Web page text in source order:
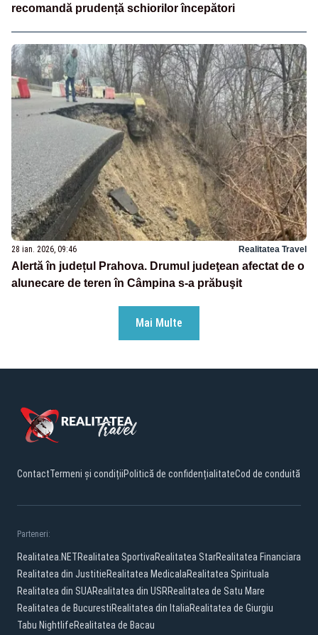
recomandă prudență schiorilor începători
28 ian. 2026, 09:46 Realitatea Travel
Alertă în județul Prahova. Drumul judeţean afectat de o
alunecare de teren în Câmpina s-a prăbuşit
Mai Multe
ContactTermeni și condițiiPolitică de confidențialitateCod de conduită
Parteneri:
Realitatea.NETRealitatea SportivaRealitatea StarRealitatea Financiara
Realitatea din JustitieRealitatea MedicalaRealitatea Spirituala
Realitatea din SUARealitatea din USRRealitatea de Satu Mare
Realitatea de BucurestiRealitatea din ItaliaRealitatea de Giurgiu
Tabu NightlifeRealitatea de Bacau